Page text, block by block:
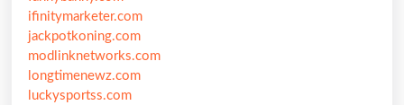
ifinitymarketer.com
jackpotkoning.com
modlinknetworks.com
longtimenewz.com
luckysportss.com